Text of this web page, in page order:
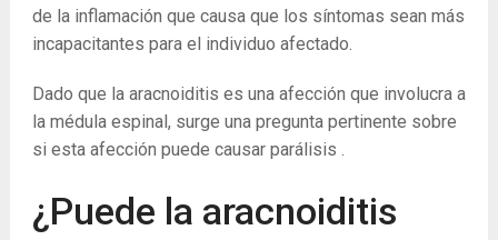
de la inflamación que causa que los síntomas sean más
incapacitantes para el individuo afectado.
Dado que la aracnoiditis es una afección que involucra a
la médula espinal, surge una pregunta pertinente sobre
si esta afección puede causar parálisis .
¿Puede la aracnoiditis